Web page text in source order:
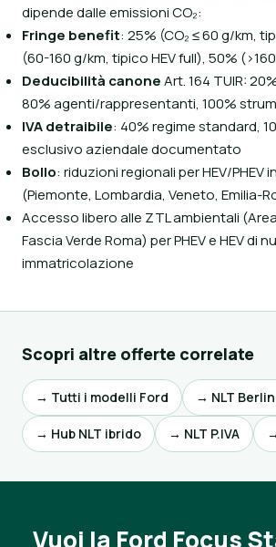
dipende dalle emissioni CO₂:
Fringe benefit: 25% (CO₂ ≤ 60 g/km,
(60-160 g/km, tipico HEV full), 50%
Deducibilità canoneArt. 164 TUIR:
80% agenti/rappresentanti, 100%
IVA detraibile: 40% regime standard,
esclusivo aziendale documentato
Bollo: riduzioni regionali per HEV/PHEV
(Piemonte, Lombardia, Veneto, Emilia-
Accesso libero alle ZTL ambientali
Fascia Verde Roma) per PHEV e HEV di
immatricolazione
Scopri altre offerte correlate
→ Tutti i modelli Ford → NLT
→ Hub NLT ibrido → NLT P.IVA
Vuoi la Ford Focus